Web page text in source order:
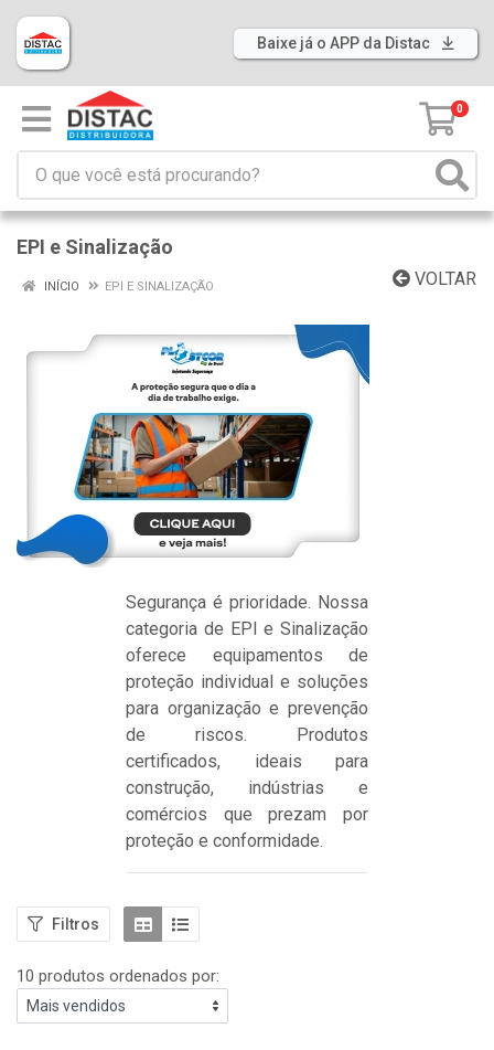
Baixe já o APP da Distac
0
EPI e Sinalização
VOLTAR
INÍCIO EPI E SINALIZAÇÃO
Segurança é prioridade. Nossa
categoria de EPI e Sinalização
oferece equipamentos de
proteção individual e soluções
para organização e prevenção
de riscos. Produtos
certificados, ideais para
construção, indústrias e
comércios que prezam por
proteção e conformidade.
Filtros
10 produtos ordenados por: